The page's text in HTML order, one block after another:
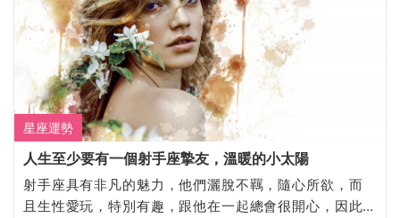
星座運勢
人生至少要有一個射手座摯友，溫暖的小太陽
射手座具有非凡的魅力，他們灑脫不羈，隨心所欲，而
且生性愛玩，特別有趣，跟他在一起總會很開心，因此